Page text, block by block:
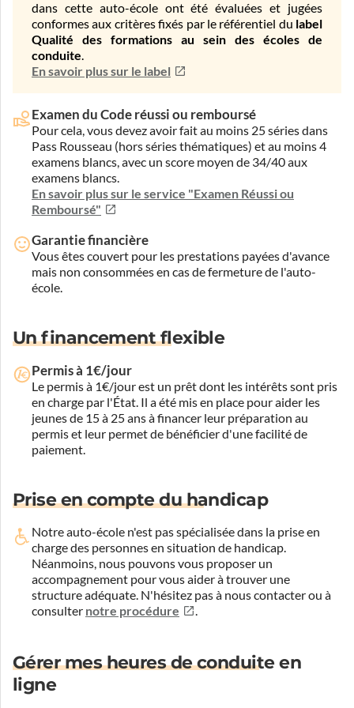
dans cette auto-école ont été évaluées et jugées
conformes aux critères fixés par le référentiel du label
Qualité des formations au sein des écoles de
conduite.
En savoir plus sur le label
Examen du Code réussi ou remboursé
Pour cela, vous devez avoir fait au moins 25 séries dans
Pass Rousseau (hors séries thématiques) et au moins 4
examens blancs, avec un score moyen de 34/40 aux
examens blancs.
En savoir plus sur le service "Examen Réussi ou
Remboursé"
Garantie financière
Vous êtes couvert pour les prestations payées d'avance
mais non consommées en cas de fermeture de l'auto-
école.
Un financement flexible
Permis à 1€/jour
Le permis à 1€/jour est un prêt dont les intérêts sont pris
en charge par l'État. Il a été mis en place pour aider les
jeunes de 15 à 25 ans à financer leur préparation au
permis et leur permet de bénéficier d'une facilité de
paiement.
Prise en compte du handicap
Notre auto-école n'est pas spécialisée dans la prise en
charge des personnes en situation de handicap.
Néanmoins, nous pouvons vous proposer un
accompagnement pour vous aider à trouver une
structure adéquate. N'hésitez pas à nous contacter ou à
consulter notre procédure .
Gérer mes heures de conduite en
ligne